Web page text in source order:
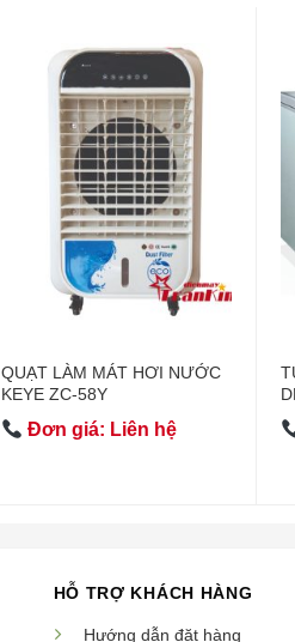
QUẠT LÀM MÁT HƠI NƯỚC
KEYE ZC-58Y
Đơn giá: Liên hệ
HỖ TRỢ KHÁCH HÀNG
Hướng dẫn đặt hàng